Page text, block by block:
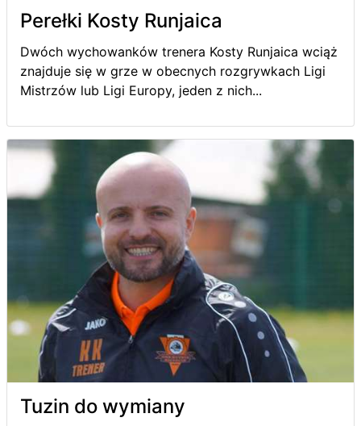
Perełki Kosty Runjaica
Dwóch wychowanków trenera Kosty Runjaica wciąż
znajduje się w grze w obecnych rozgrywkach Ligi
Mistrzów lub Ligi Europy, jeden z nich...
Tuzin do wymiany